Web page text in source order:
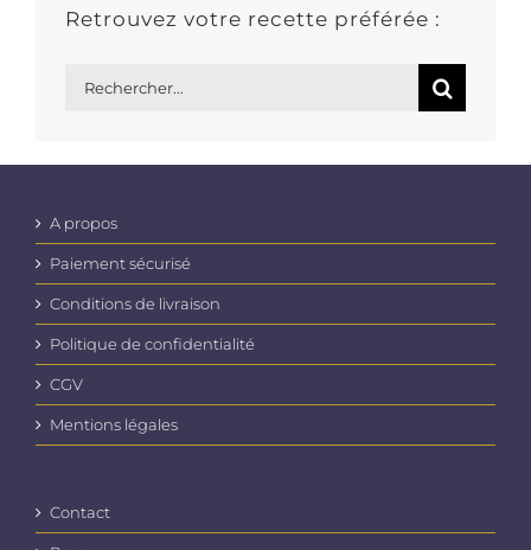
Retrouvez votre recette préférée :
A propos
Paiement sécurisé
Conditions de livraison
Politique de confidentialité
CGV
Mentions légales
Contact